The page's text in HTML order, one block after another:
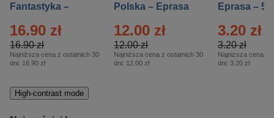
Fantastyka –
16.90 zł
16.90 zł
Najniższa cena z ostatnich 30
dni: 16.90 zł
Polska – Eprasa
12.00 zł
12.00 zł
Najniższa cena z ostatnich 30
dni: 12.00 zł
Eprasa – 5/
3.20 zł
3.20 zł
Najniższa cena z
dni: 3.20 zł
High-contrast mode